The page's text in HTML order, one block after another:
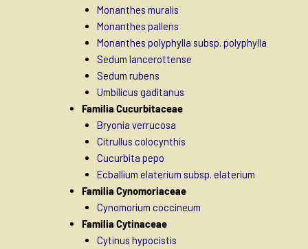
Monanthes muralis
Monanthes pallens
Monanthes polyphylla subsp. polyphylla
Sedum lancerottense
Sedum rubens
Umbilicus gaditanus
Familia Cucurbitaceae
Bryonia verrucosa
Citrullus colocynthis
Cucurbita pepo
Ecballium elaterium subsp. elaterium
Familia Cynomoriaceae
Cynomorium coccineum
Familia Cytinaceae
Cytinus hypocistis